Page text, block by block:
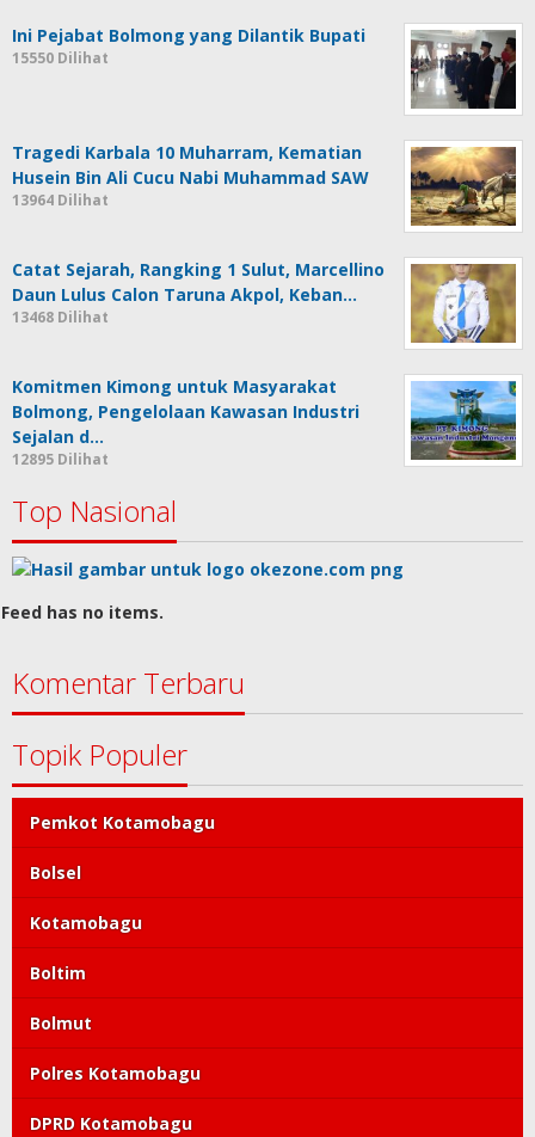
Ini Pejabat Bolmong yang Dilantik Bupati
15550 Dilihat
Tragedi Karbala 10 Muharram, Kematian
Husein Bin Ali Cucu Nabi Muhammad SAW
13964 Dilihat
Catat Sejarah, Rangking 1 Sulut, Marcellino
Daun Lulus Calon Taruna Akpol, Keban…
13468 Dilihat
Komitmen Kimong untuk Masyarakat
Bolmong, Pengelolaan Kawasan Industri
Sejalan d…
12895 Dilihat
Top Nasional
Feed has no items.
Komentar Terbaru
Topik Populer
Pemkot Kotamobagu
Bolsel
Kotamobagu
Boltim
Bolmut
Polres Kotamobagu
DPRD Kotamobagu